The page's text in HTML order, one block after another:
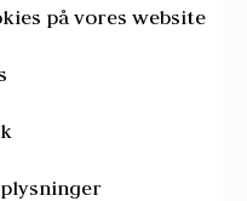
på vores website